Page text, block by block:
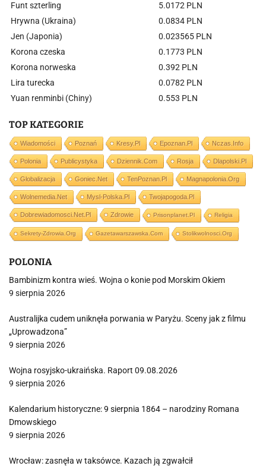
Funt szterling
5.0172 PLN
Hrywna (Ukraina)
0.0834 PLN
Jen (Japonia)
0.023565 PLN
Korona czeska
0.1773 PLN
Korona norweska
0.392 PLN
Lira turecka
0.0782 PLN
Yuan renminbi (Chiny)
0.553 PLN
TOP KATEGORIE
Wiadomości Poznań Kresy.pl Epoznan.pl Nczas.info
Polonia Publicystyka Dziennik.com Rosja Dlapolski.pl
Globalizacja Goniec.net TenPoznan.pl Magnapolonia.org
Wolnemedia.net Mysl-Polska.pl Twojapogoda.pl
Dobrewiadomosci.net.pl Zdrowie Prisonplanet.pl Religia
Sekrety-Zdrowia.org Gazetawarszawska.com Stolikwolnosci.org
POLONIA
Bambinizm kontra wieś. Wojna o konie pod Morskim Okiem
9 sierpnia 2026
Australijka cudem uniknęła porwania w Paryżu. Sceny jak z filmu
„Uprowadzona”
9 sierpnia 2026
Wojna rosyjsko-ukraińska. Raport 09.08.2026
9 sierpnia 2026
Kalendarium historyczne: 9 sierpnia 1864 – narodziny Romana
Dmowskiego
9 sierpnia 2026
Wrocław: zasnęła w taksówce. Kazach ją zgwałcił